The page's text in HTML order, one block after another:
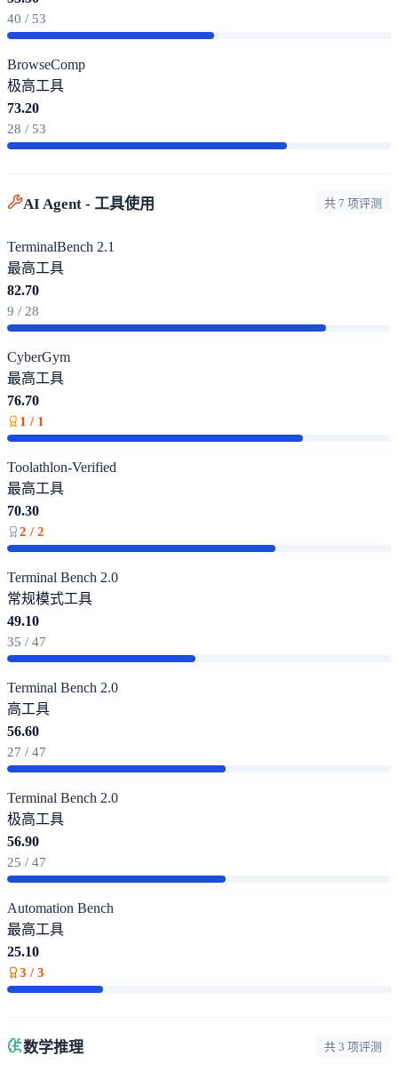
40 / 53
BrowseComp
极高工具
73.20
28 / 53
AI Agent - 工具使用 共 7 项评测
TerminalBench 2.1
最高工具
82.70
9 / 28
CyberGym
最高工具
76.70
1 / 1
Toolathlon-Verified
最高工具
70.30
2 / 2
Terminal Bench 2.0
常规模式工具
49.10
35 / 47
Terminal Bench 2.0
高工具
56.60
27 / 47
Terminal Bench 2.0
极高工具
56.90
25 / 47
Automation Bench
最高工具
25.10
3 / 3
数学推理 共 3 项评测